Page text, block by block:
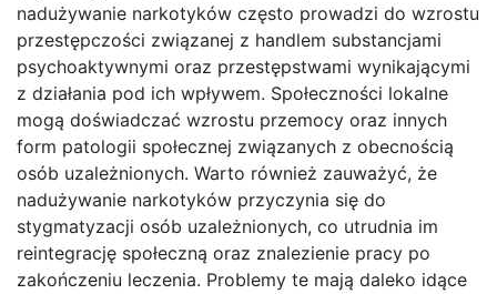
nadużywanie narkotyków często prowadzi do wzrostu
przestępczości związanej z handlem substancjami
psychoaktywnymi oraz przestępstwami wynikającymi
z działania pod ich wpływem. Społeczności lokalne
mogą doświadczać wzrostu przemocy oraz innych
form patologii społecznej związanych z obecnością
osób uzależnionych. Warto również zauważyć, że
nadużywanie narkotyków przyczynia się do
stygmatyzacji osób uzależnionych, co utrudnia im
reintegrację społeczną oraz znalezienie pracy po
zakończeniu leczenia. Problemy te mają daleko idące